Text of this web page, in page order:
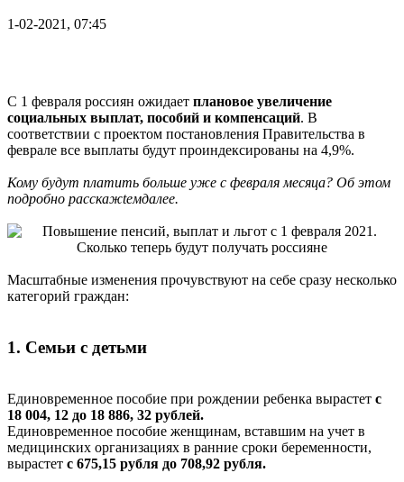
1-02-2021, 07:45
С 1 февраля россиян ожидает плановое увеличение
социальных выплат, пособий и компенсаций. В
соответствии с проектом постановления Правительства в
феврале все выплаты будут проиндексированы на 4,9%.
Кому будут платить больше уже с февраля месяца? Об этом
подробно расскажtемдалее.
Масштабные изменения прочувствуют на себе сразу несколько
категорий граждан:
1. Семьи с детьми
Единовременное пособие при рождении ребенка вырастет с
18 004, 12 до 18 886, 32 рублей.
Единовременное пособие женщинам, вставшим на учет в
медицинских организациях в ранние сроки беременности,
вырастет с 675,15 рубля до 708,92 рубля.